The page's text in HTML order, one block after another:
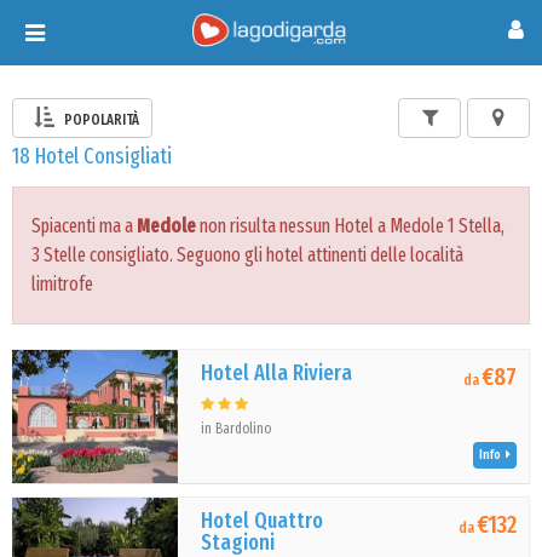
Toggle
navigation
POPOLARITÀ
18 Hotel Consigliati
Spiacenti ma a Medolenon risulta nessun Hotel a Medole 1 Stella,
3 Stelle consigliato. Seguono gli hotel attinenti delle località
limitrofe
Hotel Alla Riviera
in Bardolino
da€87
Info
Hotel Quattro
Stagioni
da€132